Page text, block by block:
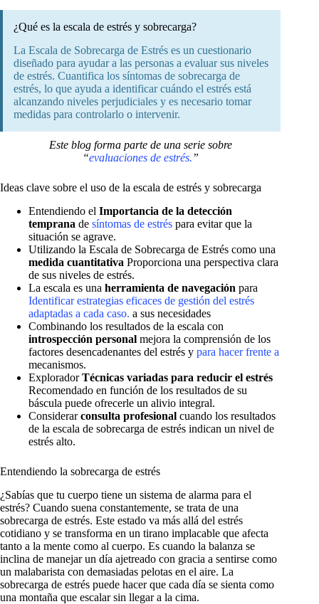
¿Qué es la escala de estrés y sobrecarga?
La Escala de Sobrecarga de Estrés es un cuestionario
diseñado para ayudar a las personas a evaluar sus niveles
de estrés. Cuantifica los síntomas de sobrecarga de
estrés, lo que ayuda a identificar cuándo el estrés está
alcanzando niveles perjudiciales y es necesario tomar
medidas para controlarlo o intervenir.
Este blog forma parte de una serie sobre
“evaluaciones de estrés.”
Ideas clave sobre el uso de la escala de estrés y sobrecarga
Entendiendo el Importancia de la detección
temprana de síntomas de estrés para evitar que la
situación se agrave.
Utilizando la Escala de Sobrecarga de Estrés como una
medida cuantitativa Proporciona una perspectiva clara
de sus niveles de estrés.
La escala es una herramienta de navegación para
Identificar estrategias eficaces de gestión del estrés
adaptadas a cada caso. a sus necesidades
Combinando los resultados de la escala con
introspección personal mejora la comprensión de los
factores desencadenantes del estrés y para hacer frente a
mecanismos.
ExploradorTécnicas variadas para reducir el estrés
Recomendado en función de los resultados de su
báscula puede ofrecerle un alivio integral.
Considerarconsulta profesional cuando los resultados
de la escala de sobrecarga de estrés indican un nivel de
estrés alto.
Entendiendo la sobrecarga de estrés
¿Sabías que tu cuerpo tiene un sistema de alarma para el
estrés? Cuando suena constantemente, se trata de una
sobrecarga de estrés. Este estado va más allá del estrés
cotidiano y se transforma en un tirano implacable que afecta
tanto a la mente como al cuerpo. Es cuando la balanza se
inclina de manejar un día ajetreado con gracia a sentirse como
un malabarista con demasiadas pelotas en el aire. La
sobrecarga de estrés puede hacer que cada día se sienta como
una montaña que escalar sin llegar a la cima.